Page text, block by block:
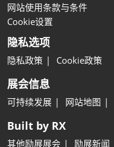
网站使用条款与条件
Cookie设置
隐私选项
隐私政策 Cookie政策
展会信息
可持续发展 网站地图
Built by RX
其他励展展会 励展新闻